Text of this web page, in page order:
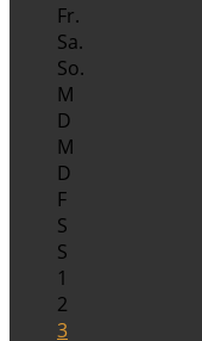
Fr.
Sa.
So.
M
D
M
D
F
S
S
1
2
3